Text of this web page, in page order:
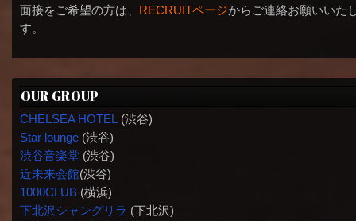
面接をご希望の方は、 RECRUITページからご連絡お願いいた
す。
OUR GROUP
CHELSEA HOTEL (渋谷)
Star lounge(渋谷)
渋谷音楽堂(渋谷)
近未来会館(渋谷)
1000CLUB(横浜)
下北沢シャングリラ (下北沢)